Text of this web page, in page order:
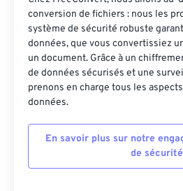
conversion de fichiers : nous les
système de sécurité robuste
données, que vous convertissiez
un document. Grâce à un
de données sécurisés et une
prenons en charge tous les
données.
En savoir plus sur notre
de sécurité